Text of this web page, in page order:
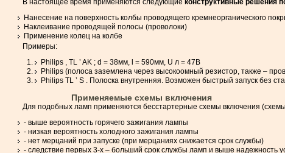
В настоящее время применяются следующие конструктивные решения
Нанесение на поверхность колбы проводящего кремнеорганического
Наклеивание проводящей полосы (проволоки)
Применение колец на колбе
Примеры:
Philips , TL ’ AK ; d = 38мм, l = 590мм, U л = 47В
Philips (полоса заземлена через высокоомный резистор, также –
Philips TL ’ S . Полоска внутренняя. Возможен быстрый запуск без
Применяемые схемы включения
Для подобных ламп применяются бесстартерные схемы включения
- выше вероятность горячего зажигания лампы
- низкая вероятность холодного зажигания лампы
- нет мерцаний при запуске (при мерцаниях снижается срок службы)
- следствие первых 3-х – больший срок службы ламп и выше надежность